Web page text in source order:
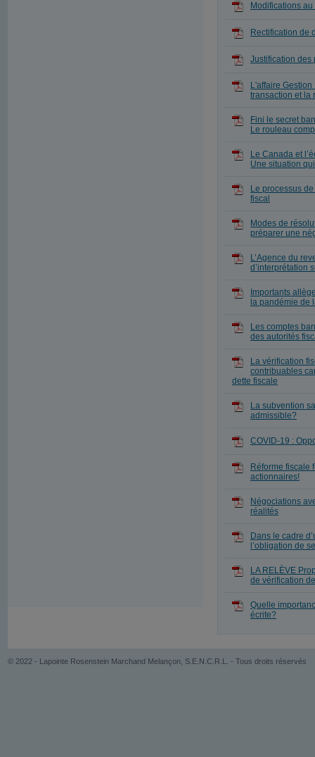
Modifications
Rectification de
Justification des
L'affaire
transaction et la
Fini le secret
Le rouleau
Le Canada et
Une situation
Le processus
fiscal
Modes de
préparer une
L’Agence du
d’interprétation
Importants
la pandémie de
Les comptes
des autorités
La vérification
contribuables
dette fiscale
La subvention
admissible?
COVID-19 :
Réforme fiscale
actionnaires!
Négociations
réalités
Dans le cadre
l’obligation de
LA RELÈVE
de vérification
Quelle
écrite?
© 2022 - Lapointe Rosenstein Marchand Melançon, S.E.N.C.R.L. - Tous droits réservés